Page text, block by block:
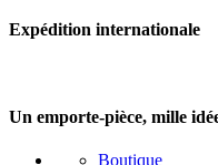
Expédition internationale
Un emporte-pièce, mille
Boutique